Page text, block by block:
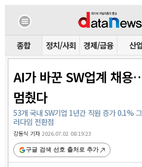
종합 정치/사회 경제/금융 산
AI가 바꾼 SW업계 채용
멈췄다
53개 국내 SW기업 1년간 직원 증가 0.1%
러다임 전환점
강동식 기자2026.07.02 08:19:23
구글 검색 선호 출처로 추가